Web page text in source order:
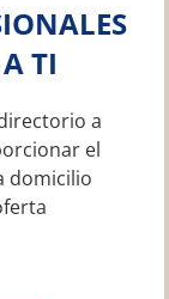
TI
a
el
domicilio